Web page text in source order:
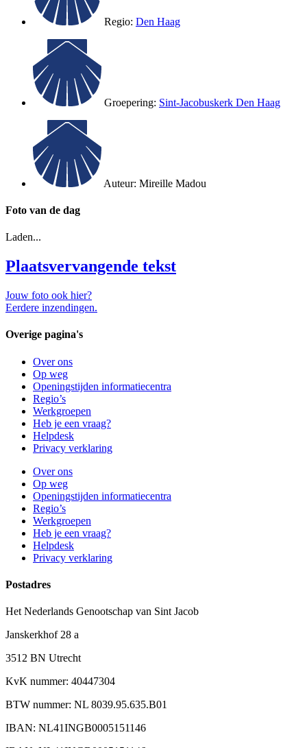
Regio: Den Haag
Groepering: Sint-Jacobuskerk Den Haag
Auteur: Mireille Madou
Foto van de dag
Laden...
Plaatsvervangende tekst
Jouw foto ook hier?
Eerdere inzendingen.
Overige pagina's
Over ons
Op weg
Openingstijden informatiecentra
Regio’s
Werkgroepen
Heb je een vraag?
Helpdesk
Privacy verklaring
Over ons
Op weg
Openingstijden informatiecentra
Regio’s
Werkgroepen
Heb je een vraag?
Helpdesk
Privacy verklaring
Postadres
Het Nederlands Genootschap van Sint Jacob
Janskerkhof 28 a
3512 BN Utrecht
KvK nummer: 40447304
BTW nummer: NL 8039.95.635.B01
IBAN: NL41INGB0005151146